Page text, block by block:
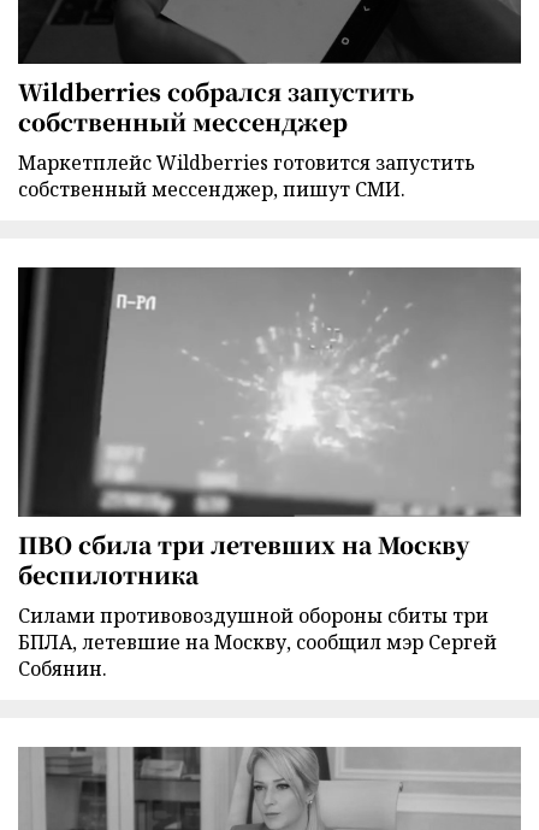
Wildberries собрался запустить
собственный мессенджер
Маркетплейс Wildberries готовится запустить
собственный мессенджер, пишут СМИ.
ПВО сбила три летевших на Москву
беспилотника
Силами противовоздушной обороны сбиты три
БПЛА, летевшие на Москву, сообщил мэр Сергей
Собянин.